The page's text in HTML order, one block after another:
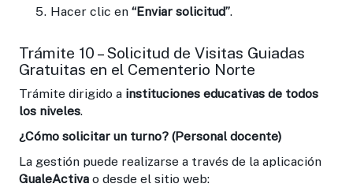
Hacer clic en “Enviar solicitud”.
Trámite 10 – Solicitud de Visitas Guiadas
Gratuitas en el Cementerio Norte
Trámite dirigido a instituciones educativas de todos
los niveles.
¿Cómo solicitar un turno? (Personal docente)
La gestión puede realizarse a través de la aplicación
GualeActiva o desde el sitio web: